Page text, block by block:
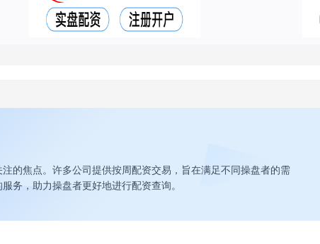
的焦点。许多公司提供按周配资交易，旨在满足不同操盘者的需
务，助力操盘者更好地进行配资查询。